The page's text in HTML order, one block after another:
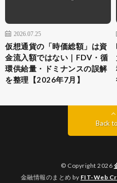
2026.07.25
仮想通貨の「時価総額」は資
金流入額ではない｜FDV・循
環供給量・ドミナンスの誤解
を整理【2026年7月】
Back
© Copyright 2026
金融情報のまとめ by FIT-Web